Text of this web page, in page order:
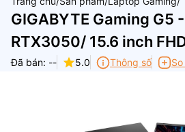
GIGABYTE Gaming G5
RTX3050/ 15.6 inch
Đã bán: -- 5.0 Thông số